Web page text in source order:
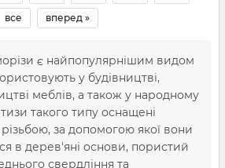
все вперед »
є найпопулярнішим видом
у будівництві,
меблів, а також у народному
такого типу оснащені
за допомогою якої вони
в дерев'яні основи, пористий
свердління та